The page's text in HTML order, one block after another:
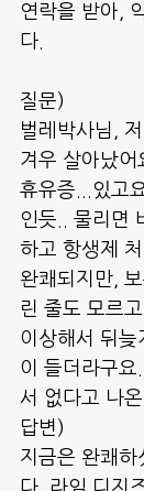
연락을 받아,
다.
질문)
벌레박사님,
겨우 살아났어
휴유증...있고
인듯.. 물리면
하고 항생제
완쾌되지만,
린 줄도 모르
이상해서 뒤늦
이 들더라구요
서 없다고 나
답변)
지금은 완쾌하